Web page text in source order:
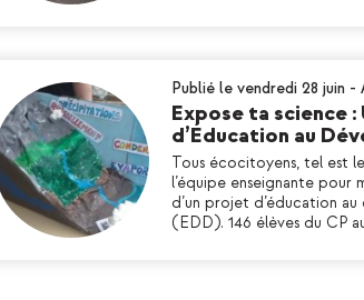
Publié le vendredi 28 juin -
Expose ta science :
d’Éducation au
Tous écocitoyens, tel est
l’équipe enseignante pour
d’un projet d’éducation
(EDD). 146 élèves du CP